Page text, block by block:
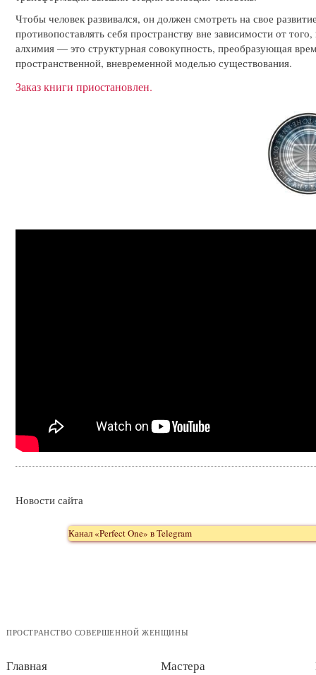
Чтобы человек развивался, он должен смотреть на свое
противопоставлять себя пространству вне зависимости от
алхимия — это структурная совокупность, преобразующая
пространственной, вневременной моделью существования.
Заказ книги приостановлен.
Новости сайта
Канал «Perfect One» в Telegram
ПРОСТРАНСТВО СОВЕРШЕННОЙ ЖЕНЩИНЫ
Главная
Мастера